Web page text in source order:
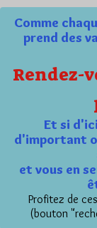
Comme
prend des
Rendez-
Et si
d'important
et vous en
Profitez de
(bouton